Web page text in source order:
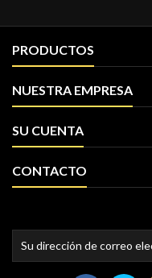
PRODUCTOS
NUESTRA EMPRESA
SU CUENTA
CONTACTO